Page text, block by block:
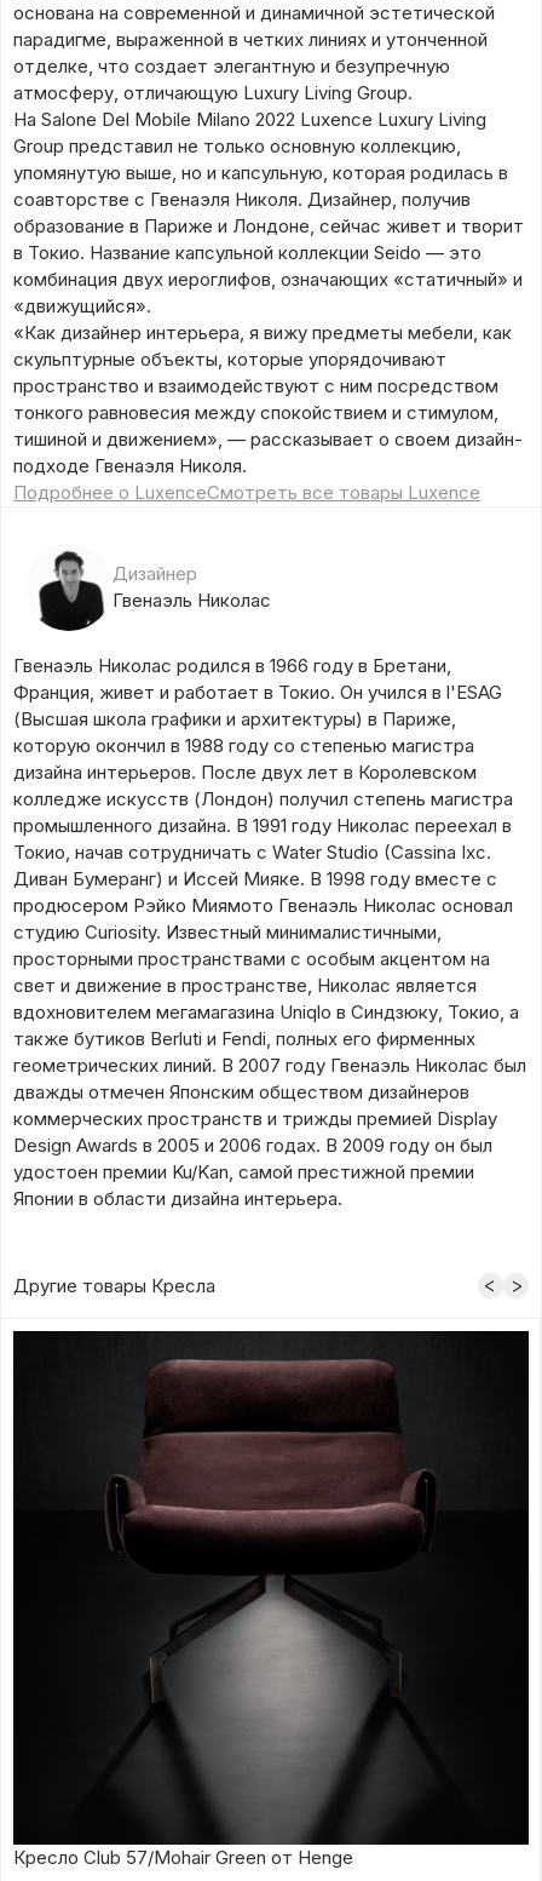
основана на современной и динамичной эстетической
парадигме, выраженной в четких линиях и утонченной
отделке, что создает элегантную и безупречную
атмосферу, отличающую Luxury Living Group.
На Salone Del Mobile Milano 2022 Luxence Luxury Living
Group представил не только основную коллекцию,
упомянутую выше, но и капсульную, которая родилась в
соавторстве с Гвенаэля Николя. Дизайнер, получив
образование в Париже и Лондоне, сейчас живет и творит
в Токио. Название капсульной коллекции Seido — это
комбинация двух иероглифов, означающих «статичный» и
«движущийся».
«Как дизайнер интерьера, я вижу предметы мебели, как
скульптурные объекты, которые упорядочивают
пространство и взаимодействуют с ним посредством
тонкого равновесия между спокойствием и стимулом,
тишиной и движением», — рассказывает о своем дизайн-
подходе Гвенаэля Николя.
Подробнее о LuxenceСмотреть все товары Luxence
Дизайнер
Гвенаэль Николас
Гвенаэль Николас родился в 1966 году в Бретани,
Франция, живет и работает в Токио. Он учился в l'ESAG
(Высшая школа графики и архитектуры) в Париже,
которую окончил в 1988 году со степенью магистра
дизайна интерьеров. После двух лет в Королевском
колледже искусств (Лондон) получил степень магистра
промышленного дизайна. В 1991 году Николас переехал в
Токио, начав сотрудничать с Water Studio (Cassina Ixc.
Диван Бумеранг) и Иссей Мияке. В 1998 году вместе с
продюсером Рэйко Миямото Гвенаэль Николас основал
студию Curiosity. Известный минималистичными,
просторными пространствами с особым акцентом на
свет и движение в пространстве, Николас является
вдохновителем мегамагазина Uniqlo в Синдзюку, Токио, а
также бутиков Berluti и Fendi, полных его фирменных
геометрических линий. В 2007 году Гвенаэль Николас был
дважды отмечен Японским обществом дизайнеров
коммерческих пространств и трижды премией Display
Design Awards в 2005 и 2006 годах. В 2009 году он был
удостоен премии Ku/Kan, самой престижной премии
Японии в области дизайна интерьера.
Другие товары Кресла
Кресло Club 57/Mohair Green от Henge